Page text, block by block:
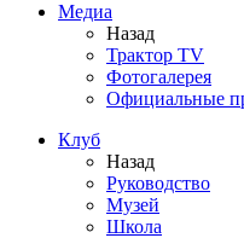
Медиа
Назад
Трактор TV
Фотогалерея
Официальные
Клуб
Назад
Руководство
Музей
Школа